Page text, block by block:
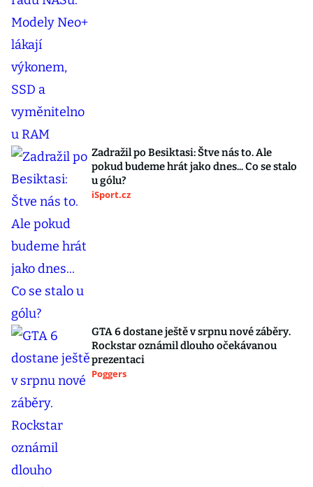
Zadražil po Besiktasi: Štve nás to. Ale
pokud budeme hrát jako dnes... Co se stalo
u gólu?
iSport.cz
GTA 6 dostane ještě v srpnu nové záběry.
Rockstar oznámil dlouho očekávanou
prezentaci
Poggers